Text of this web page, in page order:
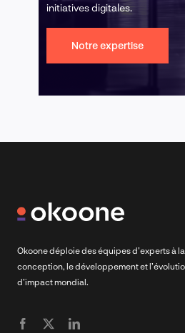
initiatives digitales.
Notre expertise
Okoone déploie des équipes d’experts à
conception, le développement et
d’impact mondial.